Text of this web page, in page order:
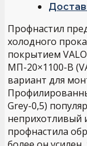
Профнастил
холодного
покрытием
МП-20×1100-B
вариант для
Grey-0,5)
неприхотливый
профнастила